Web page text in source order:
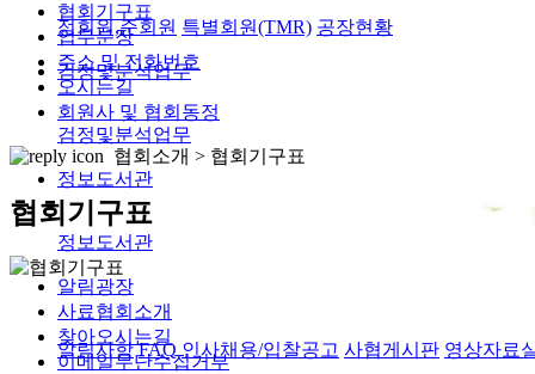
정회원,준회원 특별회원(TMR) 공장현황
검정및분석업무
검정및분석업무
정보도서관
정보도서관
알림광장
알림사항 FAQ 인사채용/입찰공고 사협게시판 영상자료
협회기구표
업무분장
주소 및 전화번호
오시는길
회원사 및 협회동정
협회소개 > 협회기구표
협회기구표
사료협회소개
찾아오시는길
이메일무단수집거부